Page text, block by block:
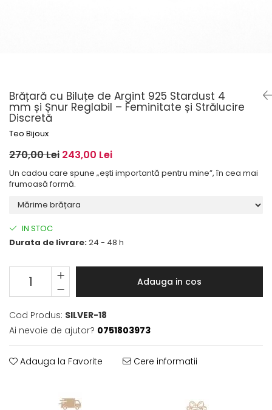
Brățară cu Biluțe de Argint 925 Stardust 4
mm și Șnur Reglabil – Feminitate și Strălucire
Discretă
Teo Bijoux
270,00 Lei 243,00 Lei
Un cadou care spune „ești importantă pentru mine”, în cea mai
frumoasă formă.
IN STOC
Durata de livrare:24 - 48 h
Adauga in cos
Cod Produs: SILVER-18
Ai nevoie de ajutor? 0751803973
Adauga la Favorite Cere informatii